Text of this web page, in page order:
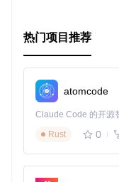
开源社区支持
进，确保了技术
总之，Flask React
发技术的模板，它不
个高效、可靠的开发
的开发者，都能从
热门项目推荐
atomcode
Rust
0